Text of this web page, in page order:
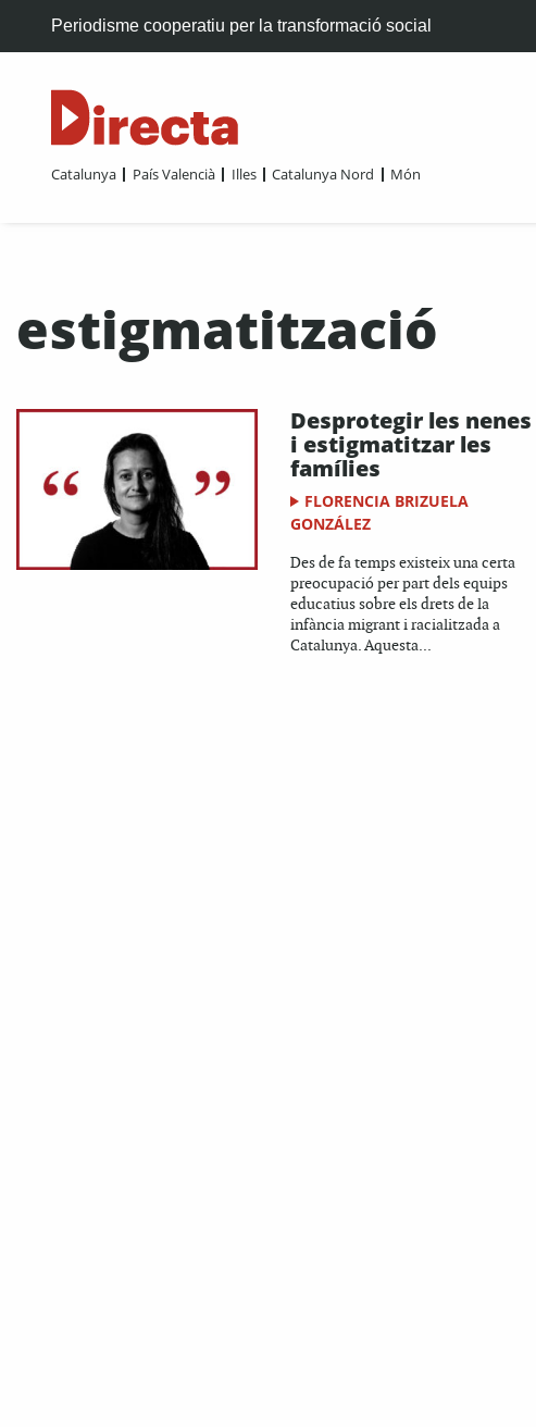
Periodisme cooperatiu per la transformació social
Catalunya País Valencià Illes Catalunya Nord Món
estigmatització
Desprotegir les nenes
i estigmatitzar les
famílies
FLORENCIA BRIZUELA
GONZÁLEZ
Des de fa temps existeix una certa
preocupació per part dels equips
educatius sobre els drets de la
infància migrant i racialitzada a
Catalunya. Aquesta...